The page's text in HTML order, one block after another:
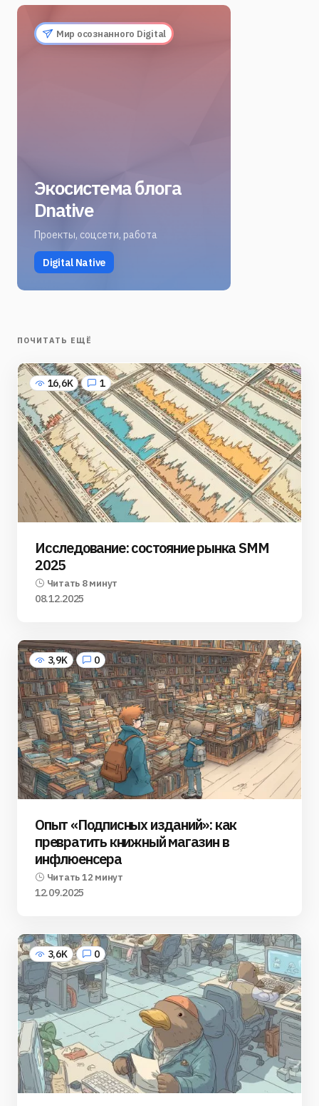
Мир осознанного Digital
Экосистема блога
Dnative
Проекты, соцсети, работа
Digital Native
ПОЧИТАТЬ ЕЩЁ
16,6K 1
Исследование: состояние рынка SMM
2025
Читать 8 минут
08.12.2025
3,9K 0
Опыт «Подписных изданий»: как
превратить книжный магазин в
инфлюенсера
Читать 12 минут
12.09.2025
3,6K 0